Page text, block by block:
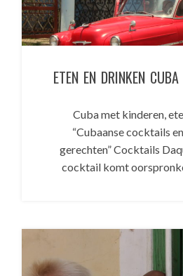
ETEN EN DRINKEN
Cuba met kinderen,
“Cubaanse cocktails
gerechten” Cocktails
cocktail komt